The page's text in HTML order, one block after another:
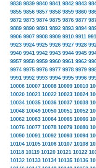
9838 9839 9840 9841 9842 9843
9855 9856 9857 9858 9859 9860
9872 9873 9874 9875 9876 9877
9889 9890 9891 9892 9893 9894
9906 9907 9908 9909 9910 9911
9923 9924 9925 9926 9927 9928
9940 9941 9942 9943 9944 9945
9957 9958 9959 9960 9961 9962
9974 9975 9976 9977 9978 9979
9991 9992 9993 9994 9995 9996
10006 10007 10008 10009 10010
10020 10021 10022 10023 10024
10034 10035 10036 10037 10038
10048 10049 10050 10051 10052
10062 10063 10064 10065 10066
10076 10077 10078 10079 10080
10090 10091 10092 10093 10094
10104 10105 10106 10107 10108
10118 10119 10120 10121 10122
10132 10133 10134 10135 10136